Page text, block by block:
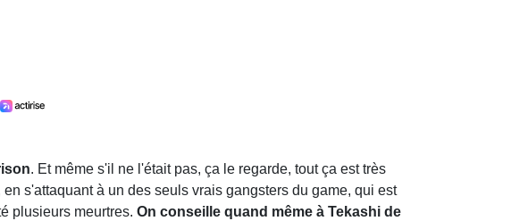
. Et même s'il ne l'était pas, ça le regarde, tout ça est très
en s'attaquant à un des seuls vrais gangsters du game, qui est
plusieurs meurtres. On conseille quand même à Tekashi de